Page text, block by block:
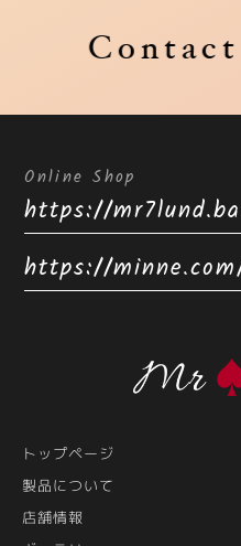
Contact
Online Shop
https://
https://
トップページ
製品について
店舗情報